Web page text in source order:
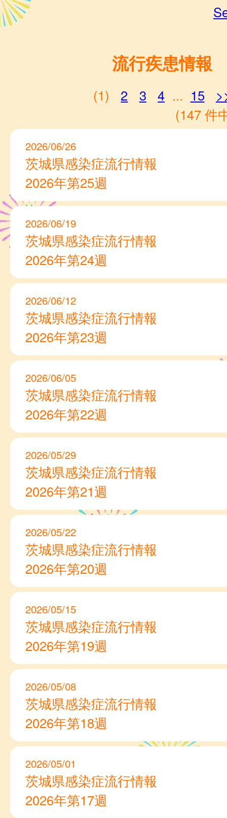
流行疾患情報
(1) 2 3 4 ... 15
(147 件
2026/06/26
茨城県感染症流行情報
2026年第25週
2026/06/19
茨城県感染症流行情報
2026年第24週
2026/06/12
茨城県感染症流行情報
2026年第23週
2026/06/05
茨城県感染症流行情報
2026年第22週
2026/05/29
茨城県感染症流行情報
2026年第21週
2026/05/22
茨城県感染症流行情報
2026年第20週
2026/05/15
茨城県感染症流行情報
2026年第19週
2026/05/08
茨城県感染症流行情報
2026年第18週
2026/05/01
茨城県感染症流行情報
2026年第17週